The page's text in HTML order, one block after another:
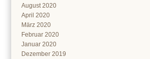
August 2020
April 2020
März 2020
Februar 2020
Januar 2020
Dezember 2019